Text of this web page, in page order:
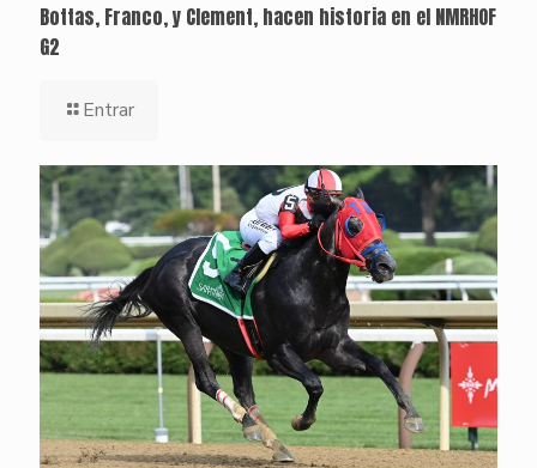
Bottas, Franco, y Clement, hacen historia en el NMRHOF
G2
Entrar